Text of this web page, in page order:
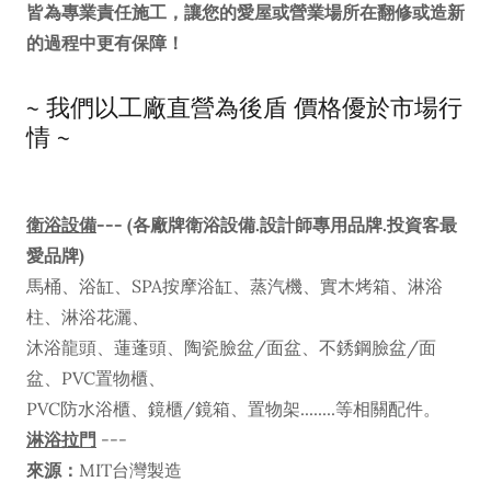
皆為專業責任施工，讓您的愛屋或營業場所在翻修或造新
的過程中更有保障！
~ 我們以工廠直營為後盾 價格優於市場行
情 ~
衛浴設備--- (各廠牌衛浴設備.設計師專用品牌.投資客最
愛品牌)
馬桶、浴缸、SPA按摩浴缸、蒸汽機、實木烤箱、淋浴
柱、淋浴花灑、
沐浴龍頭、蓮蓬頭、陶瓷臉盆/面盆、不銹鋼臉盆/面
盆、PVC置物櫃、
PVC防水浴櫃、鏡櫃/鏡箱、置物架........等相關配件。
淋浴拉門 ---
來源： MIT台灣製造